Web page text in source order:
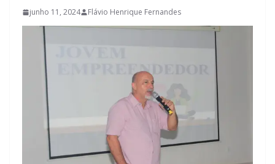
junho 11, 2024 Flávio Henrique Fernandes